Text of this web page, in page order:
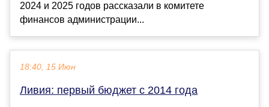
2024 и 2025 годов рассказали в комитете
финансов администрации...
18:40, 15 Июн
Ливия: первый бюджет с 2014 года